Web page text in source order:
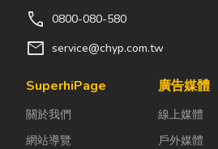
更衣間、衣帽
間： 精品包、
藏最怕潮濕，
好，發霉、
變...
床。潮濕陰暗
吸引白蟻、蛾
藏匿，不僅影
響環境整潔，
call 0800-080-580
mail service@chyp.com.tw
SuperhiPage
關於我們
網站導覽
廣告媒體
線上媒體
戶外媒體